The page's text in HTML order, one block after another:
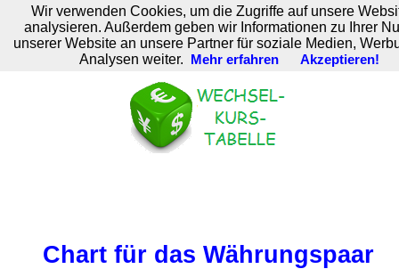
M. Brodski Software
Chart für das Währungspaar
Wir verwenden Cookies, um die Zugriffe auf unsere
analysieren. Außerdem geben wir Informationen zu Ihrer
unserer Website an unsere Partner für soziale Medien,
Analysen weiter.
Mehr erfahren Akzeptieren!